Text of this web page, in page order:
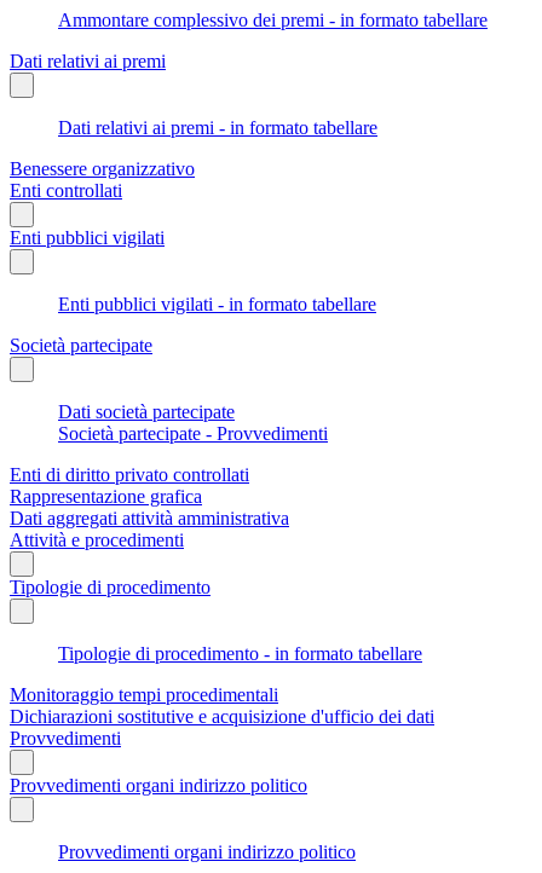
Ammontare complessivo dei premi - in formato tabellare
Dati relativi ai premi
Dati relativi ai premi - in formato tabellare
Benessere organizzativo
Enti controllati
Enti pubblici vigilati
Enti pubblici vigilati - in formato tabellare
Società partecipate
Dati società partecipate
Società partecipate - Provvedimenti
Enti di diritto privato controllati
Rappresentazione grafica
Dati aggregati attività amministrativa
Attività e procedimenti
Tipologie di procedimento
Tipologie di procedimento - in formato tabellare
Monitoraggio tempi procedimentali
Dichiarazioni sostitutive e acquisizione d'ufficio dei dati
Provvedimenti
Provvedimenti organi indirizzo politico
Provvedimenti organi indirizzo politico